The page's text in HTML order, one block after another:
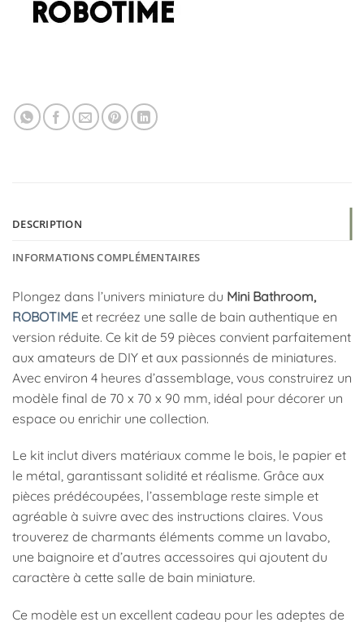
DESCRIPTION
INFORMATIONS COMPLÉMENTAIRES
Plongez dans l’univers miniature du Mini Bathroom,
ROBOTIME et recréez une salle de bain authentique en
version réduite. Ce kit de 59 pièces convient parfaitement
aux amateurs de DIY et aux passionnés de miniatures.
Avec environ 4 heures d’assemblage, vous construirez un
modèle final de 70 x 70 x 90 mm, idéal pour décorer un
espace ou enrichir une collection.
Le kit inclut divers matériaux comme le bois, le papier et
le métal, garantissant solidité et réalisme. Grâce aux
pièces prédécoupées, l’assemblage reste simple et
agréable à suivre avec des instructions claires. Vous
trouverez de charmants éléments comme un lavabo,
une baignoire et d’autres accessoires qui ajoutent du
caractère à cette salle de bain miniature.
Ce modèle est un excellent cadeau pour les adeptes de